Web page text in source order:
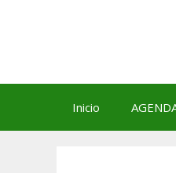
Inicio